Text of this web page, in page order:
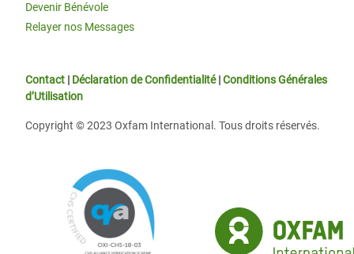
Devenir Bénévole
Relayer nos Messages
Contact | Déclaration de Confidentialité|Conditions Générales
d’Utilisation
Copyright © 2023 Oxfam International. Tous droits réservés.